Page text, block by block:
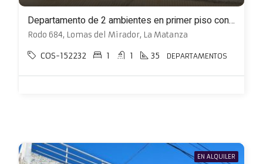
Departamento de 2 ambientes en primer piso con altillo
Rodo 684, Lomas del Mirador, La Matanza
COS-152232 1 1 35 DEPARTAMENTOS
EN ALQUILER